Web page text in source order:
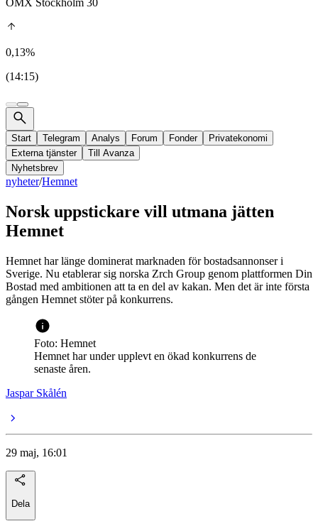
OMX Stockholm 30
0,13%
(14:15)
Start Telegram Analys Forum Fonder
Privatekonomi
Externa tjänster
Till Avanza
Nyhetsbrev
nyheter/Hemnet
Norsk uppstickare vill utmana jätten
Hemnet
Hemnet har länge dominerat marknaden för bostadsannonser i
Sverige. Nu etablerar sig norska Zrch Group genom plattformen Din
Bostad med ambitionen att ta en del av kakan. Men det är inte första
gången Hemnet stöter på konkurrens.
Foto: Hemnet
Hemnet har under upplevt en ökad konkurrens de
senaste åren.
Jaspar Skålén
29 maj, 16:01
Dela